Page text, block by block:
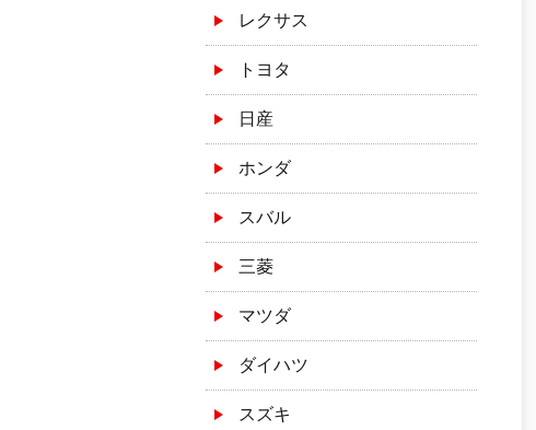
レクサス
トヨタ
日産
ホンダ
スバル
三菱
マツダ
ダイハツ
スズキ